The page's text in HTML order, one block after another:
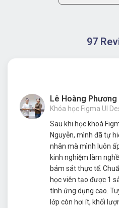
97
Lê Hoàng Phương
Khóa học Figma UI
Sau khi học khoá
Nguyễn, mình đã tự
nhân mà mình luôn
kinh nghiệm làm
bám sát thực tế.
học viên tạo được 1
tính ứng dụng cao.
lớp còn hơi ít, khối